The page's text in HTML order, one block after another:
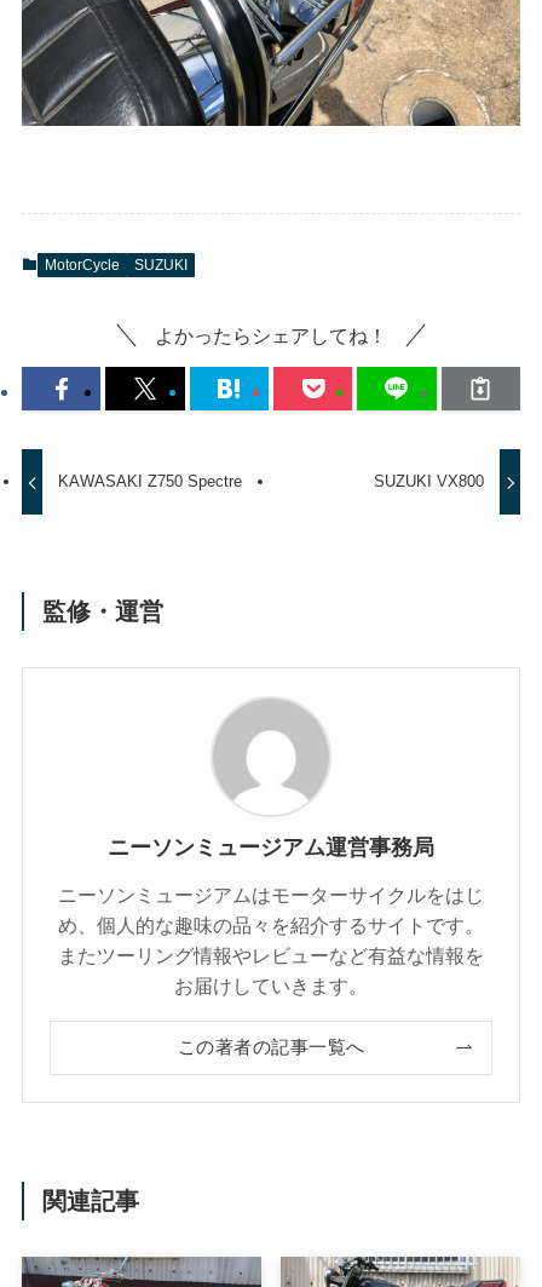
MotorCycle SUZUKI
よかったらシェアしてね！
KAWASAKI Z750 Spectre SUZUKI VX800
監修・運営
ニーソンミュージアム運営事務局
ニーソンミュージアムはモーターサイクルをはじ
め、個人的な趣味の品々を紹介するサイトです。
またツーリング情報やレビューなど有益な情報を
お届けしていきます。
この著者の記事一覧へ
関連記事